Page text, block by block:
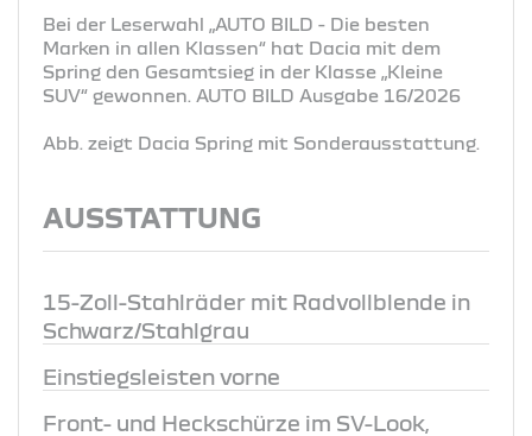
Bei der Leserwahl „AUTO BILD - Die besten
Marken in allen Klassen“ hat Dacia mit dem
Spring den Gesamtsieg in der Klasse „Kleine
SUV“ gewonnen. AUTO BILD Ausgabe 16/2026
Abb. zeigt Dacia Spring mit Sonderausstattung.
AUSSTATTUNG
15-Zoll-Stahlräder mit Radvollblende in
Schwarz/Stahlgrau
Einstiegsleisten vorne
Front- und Heckschürze im SV-Look,